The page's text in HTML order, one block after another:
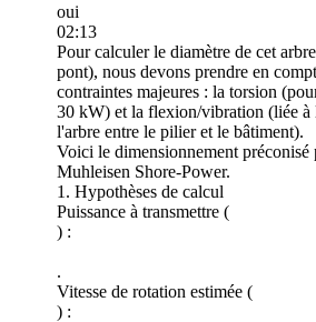
oui
02:13
Pour calculer le diamètre de cet
pont), nous devons prendre en
contraintes majeures : la torsion
30 kW) et la flexion/vibration (liée à
l'arbre entre le pilier et le bâtiment).
Voici le dimensionnement
Muhleisen Shore-Power.
1. Hypothèses de calcul
Puissance à transmettre (
) :
.
Vitesse de rotation estimée (
) :